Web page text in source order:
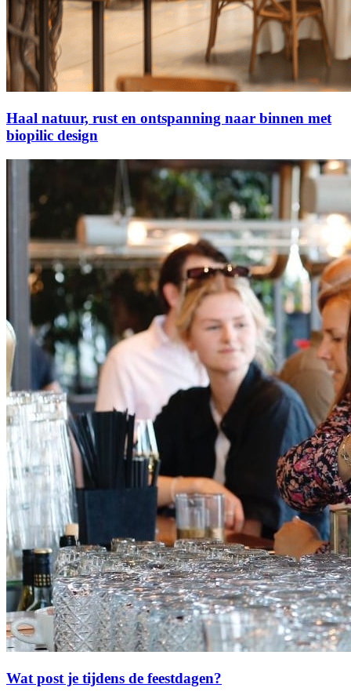
Haal natuur, rust en ontspanning naar binnen met
biopilic design
Wat post je tijdens de feestdagen?